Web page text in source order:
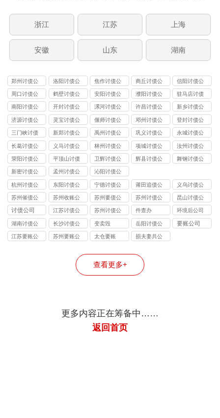
浙江 江苏 上海
安徽 山东 湖南
郑州讨债公
司
洛阳讨债公
司
焦作讨债公
司
商丘讨债公
司
信阳讨债公
司
周口讨债公
司
鹤壁讨债公
司
安阳讨债公
司
濮阳讨债公
司
驻马店讨债
公司
南阳讨债公
司
开封讨债公
司
漯河讨债公
司
许昌讨债公
司
新乡讨债公
司
济源讨债公
司
灵宝讨债公
司
偃师讨债公
司
邓州讨债公
司
登封讨债公
司
三门峡讨债
公司
新郑讨债公
司
禹州讨债公
司
巩义讨债公
司
永城讨债公
司
长葛讨债公
司
义马讨债公
司
林州讨债公
司
项城讨债公
司
汝州讨债公
司
荥阳讨债公
司
平顶山讨债
公司
卫辉讨债公
司
辉县讨债公
舞钢讨债公
新密讨债公
司
孟州讨债公
司
沁阳讨债公
司
杭州讨债公
司
东阳讨债公
司
宁德讨债公
司
莆田追债公
司
义乌讨债公
司
苏州催债公
司
苏州收账公
司
苏州要债公
司
苏州讨债公
司
昆山讨债公
司
讨债公司
江苏讨债公
司
苏州讨债公
司
件查办 环境后公司
湖南讨债公
司
长沙讨债公
司
变卖毁
岳阳讨债公
司
要账公司
江苏要账公
苏州要账公
太仓要账
损夫妻共公
查看更多+
更多内容正在筹备中……
返回首页